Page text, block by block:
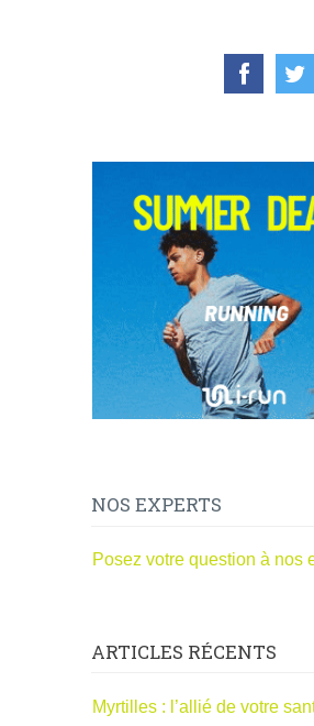
NOS EXPERTS
Posez votre question à nos
ARTICLES RÉCENTS
Myrtilles : l’allié de votre